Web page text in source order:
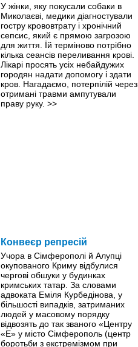
У жінки, яку покусали собаки в
Миколаєві, медики діагностували
гостру крововтрату і хронічний
сепсис, який є прямою загрозою
для життя. Їй терміново потрібно
кілька сеансів переливання крові.
Лікарі просять усіх небайдужих
городян надати допомогу і здати
кров. Нагадаємо, потерпілій через
отримані травми ампутували
праву руку. >>
Конвеєр репресій
Учора в Сімферополі й Алупці
окупованого Криму відбулися
чергові обшуки у будинках
кримських татар. За словами
адвоката Еміля Курбедінова, у
більшості випадків, затриманих
людей у масовому порядку
відвозять до так званого «Центру
«Е» у місто Сімферополь (центр
боротьби з екстремізмом при